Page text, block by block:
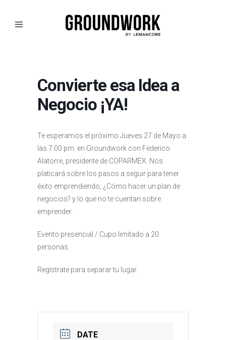
Convierte esa Idea a
Negocio ¡YA!
Te esperamos el próximo Jueves 27 de Mayo a
las 7:00 pm. en Groundwork con Federico
Alatorre, presidente de COPARMEX. Nos
platicará sobre los pasos a seguir para tener
éxito emprendiendo, ¿Cómo hacer un plan de
negocios? y lo que no te cuentan sobre
emprender.
Evento presencial / Cupo limitado a 20
personas.
Regístrate para separar tu lugar.
DATE